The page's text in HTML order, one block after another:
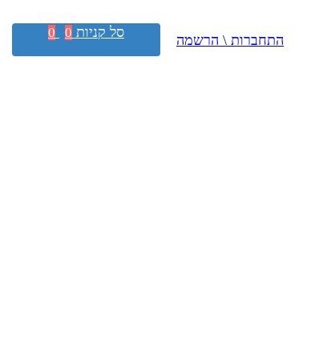
התחברות \ הרשמה סל קניות 0
0